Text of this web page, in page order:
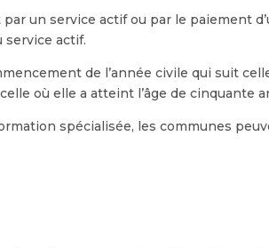
un service actif ou par le paiement
service actif.
de l’année civile qui suit
où elle a atteint l’âge de cinquante
spécialisée, les communes